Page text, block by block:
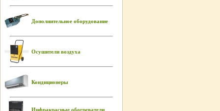
Дополнительное оборудование
Осушители воздуха
Кондиционеры
Инфракрасные обогреватели